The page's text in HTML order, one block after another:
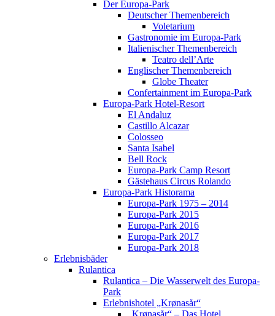
Der Europa-Park
Deutscher Themenbereich
Voletarium
Gastronomie im Europa-Park
Italienischer Themenbereich
Teatro dell’Arte
Englischer Themenbereich
Globe Theater
Confertainment im Europa-Park
Europa-Park Hotel-Resort
El Andaluz
Castillo Alcazar
Colosseo
Santa Isabel
Bell Rock
Europa-Park Camp Resort
Gästehaus Circus Rolando
Europa-Park Historama
Europa-Park 1975 – 2014
Europa-Park 2015
Europa-Park 2016
Europa-Park 2017
Europa-Park 2018
Erlebnisbäder
Rulantica
Rulantica – Die Wasserwelt des Europa-
Park
Erlebnishotel „Krønasår“
„Krønasår“ – Das Hotel